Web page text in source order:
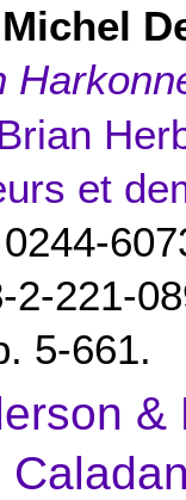
Michel
et
2-221-
5-661.
&